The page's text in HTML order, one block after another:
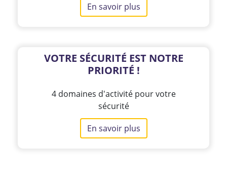
En savoir plus
VOTRE SÉCURITÉ EST NOTRE
PRIORITÉ !
4 domaines d'activité pour votre
sécurité
En savoir plus